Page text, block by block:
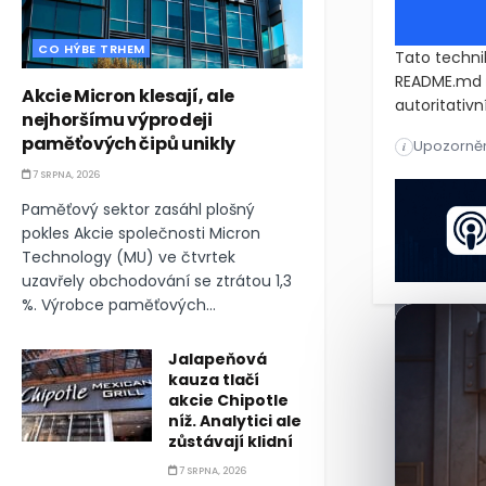
Tato
Tato
i
Tato
CO HÝBE TRHEM
Akcie Micron klesají, ale
nejhoršímu výprodeji
paměťových čipů unikly
7 SRPNA, 2026
Paměťový sektor zasáhl plošný
pokles Akcie společnosti Micron
Technology (MU) ve čtvrtek
uzavřely obchodování se ztrátou 1,3
%. Výrobce paměťových...
Jalapeňová
kauza tlačí
akcie Chipotle
níž. Analytici ale
zůstávají klidní
7 SRPNA, 2026